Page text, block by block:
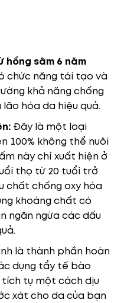
sâm 6 năm
chức năng tái tạo và
khả năng chống
hóa da hiệu quả.
Đây là một loại
100% không thể nuôi
này chỉ xuất hiện ở
thọ từ 20 tuổi trở
chất chống oxy hóa
khoáng chất có
ngăn ngừa các dấu
là thành phần hoàn
dụng tẩy tế bào
tụ một cách dịu
xát cho da của bạn